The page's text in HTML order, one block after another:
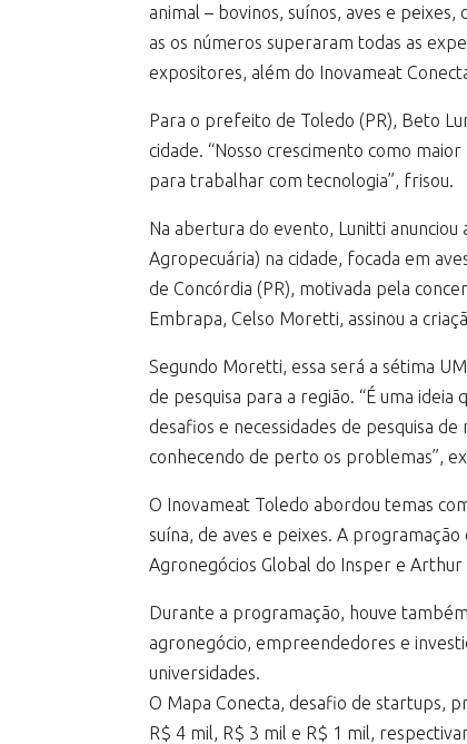
animal – bovinos, suínos, aves e
as os números superaram todas as
expositores, além do Inovameat
Para o prefeito de Toledo (PR), Beto
cidade. “Nosso crescimento como
para trabalhar com tecnologia”, frisou.
Na abertura do evento, Lunitti anunciou
Agropecuária) na cidade, focada em
de Concórdia (PR), motivada pela
Embrapa, Celso Moretti, assinou a
Segundo Moretti, essa será a sétima
de pesquisa para a região. “É uma
desafios e necessidades de pesquisa
conhecendo de perto os problemas”,
O Inovameat Toledo abordou temas
suína, de aves e peixes. A
Agronegócios Global do Insper e
Durante a programação, houve
agronegócio, empreendedores e
universidades.
O Mapa Conecta, desafio de startups,
R$ 4 mil, R$ 3 mil e R$ 1 mil,